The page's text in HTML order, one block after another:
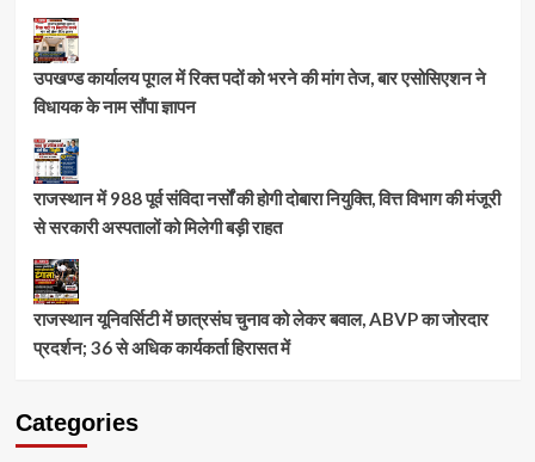
उपखण्ड कार्यालय पूगल में रिक्त पदों को भरने की मांग तेज, बार एसोसिएशन ने
विधायक के नाम सौंपा ज्ञापन
राजस्थान में 988 पूर्व संविदा नर्सों की होगी दोबारा नियुक्ति, वित्त विभाग की मंजूरी
से सरकारी अस्पतालों को मिलेगी बड़ी राहत
राजस्थान यूनिवर्सिटी में छात्रसंघ चुनाव को लेकर बवाल, ABVP का जोरदार
प्रदर्शन; 36 से अधिक कार्यकर्ता हिरासत में
Categories